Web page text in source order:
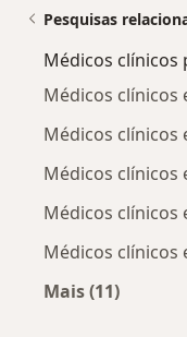
Pesquisas
Médicos clínicos
Médicos clínicos
Médicos clínicos
Médicos clínicos
Médicos clínicos
Médicos clínicos
Mais (11)